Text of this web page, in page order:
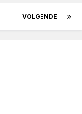
VOLGENDE